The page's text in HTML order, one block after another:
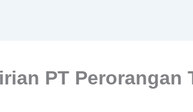
PT Perorangan